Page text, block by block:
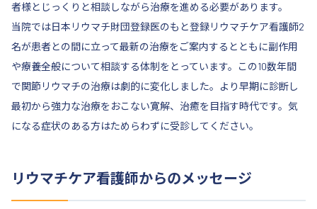
者様とじっくりと相談しながら治療を進める必要があります。
当院では日本リウマチ財団登録医のもと登録リウマチケア看護師2
名が患者との間に立って最新の治療をご案内するとともに副作用
や療養全般について相談する体制をとっています。この10数年間
で関節リウマチの治療は劇的に変化しました。より早期に診断し
最初から強力な治療をおこない寛解、治癒を目指す時代です。気
になる症状のある方はためらわずに受診してください。
リウマチケア看護師からのメッセージ